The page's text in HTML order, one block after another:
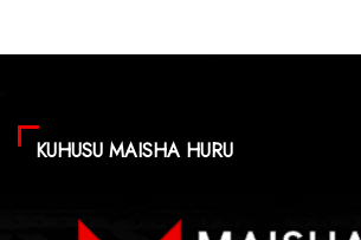
KUHUSU MAISHA HURU